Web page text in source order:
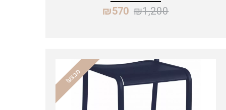
₪1,200
₪570
מבצע!